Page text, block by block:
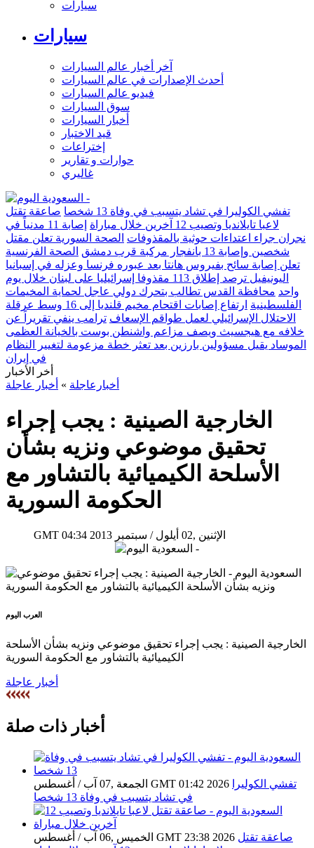
سيارات
سيارات
آخر أخبار عالم السيارات
أحدث الإصدارات في عالم السيارات
فيديو عالم السيارات
سوق السيارات
أخبار السيارات
قيد الاختبار
إختراعات
حوارات و تقارير
غاليري
تفشي الكوليرا في تشاد يتسبب في وفاة 13 شخصا
صاعقة تقتل
لاعبا تايلانديا وتصيب 12 آخرين خلال مباراة
إصابة 11 مدنياً في
نجران جراء اعتداءات حوثية بالمقذوفات الصحة السورية تعلن مقتل
شخصين وإصابة 13 بانفجار مركبة قرب دمشق
الصحة الفرنسية
تعلن إصابة سائح بفيروس هانتا بعد عبوره فرنسا وعزله في إسبانيا
اليونيفيل ترصد إطلاق 113 مقذوفا إسرائيليا على لبنان خلال يوم
واحد محافظة القدس تطالب بتحرك دولي عاجل لحماية المخيمات
الفلسطينية
ارتفاع إصابات اقتحام مخيم قلنديا إلى 16 وسط عرقلة
الاحتلال الإسرائيلي لعمل طواقم الإسعاف ترامب ينفي تقريراً عن
خلافه مع هيجسيث ويصف مزاعم واشنطن بوست بالخيانة العظمى
الموساد يقيل مسؤولين بارزين بعد تعثر خطة مزعومة لتغيير النظام
في إيران
أخر الأخبار
أخبارعاجلة » أخبار عاجلة
الخارجية الصينية : يجب إجراء
تحقيق موضوعي ونزيه بشأن
الأسلحة الكيميائية بالتشاور مع
الحكومة السورية
GMT 04:34 2013 الإثنين ,02 أيلول / سبتمبر
العرب اليوم
الخارجية الصينية : يجب إجراء تحقيق موضوعي ونزيه بشأن الأسلحة
الكيميائية بالتشاور مع الحكومة السورية
أخبار عاجلة
أخبار ذات صلة
الجمعة ,07 آب / أغسطس GMT 01:42 2026
تفشي الكوليرا
في تشاد يتسبب في وفاة 13 شخصا
الخميس ,06 آب / أغسطس GMT 23:38 2026 صاعقة تقتل